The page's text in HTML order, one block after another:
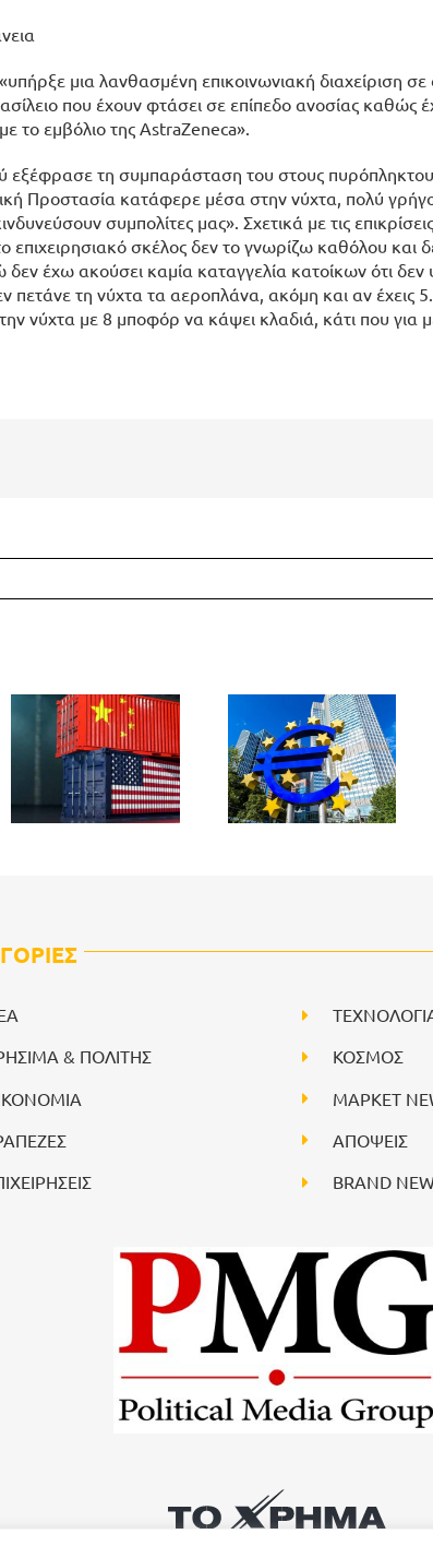
μια λανθασμένη επικοινωνιακή διαχείριση σε
που έχουν φτάσει σε επίπεδο ανοσίας καθώς
το εμβόλιο της AstraZeneca».
εξέφρασε τη συμπαράσταση του στους
Προστασία κατάφερε μέσα στην νύχτα, πολύ
συμπολίτες μας». Σχετικά με τις
επιχειρησιακό σκέλος δεν το γνωρίζω καθόλου
έχω ακούσει καμία καταγγελία κατοίκων ότι δεν
τη νύχτα τα αεροπλάνα, ακόμη και αν έχεις
νύχτα με 8 μποφόρ να κάψει κλαδιά, κάτι που για
& ΠΟΛΙΤΗΣ
ΚΟΣΜΟΣ
ΜΑΡΚΕΤ
ΑΠΟΨΕΙΣ
BRAND